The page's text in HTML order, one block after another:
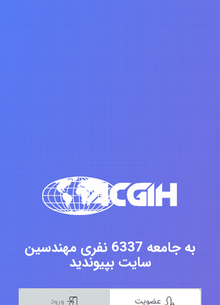
به جامعه 6337 نفری مهندسین
سایت بپیوندید